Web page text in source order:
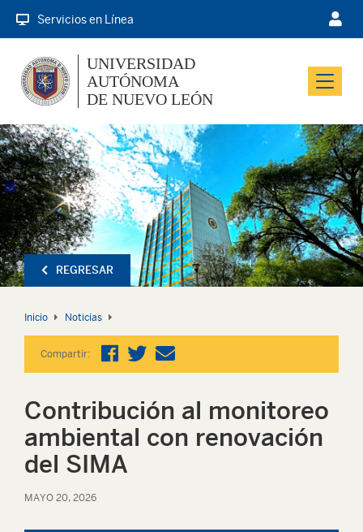
Servicios en Línea
Menu
UNIVERSIDAD
AUTÓNOMA
DE NUEVO LEÓN
REGRESAR
Inicio Noticias
Compartir:
Contribución al monitoreo
ambiental con renovación
del SIMA
MAYO 20, 2026